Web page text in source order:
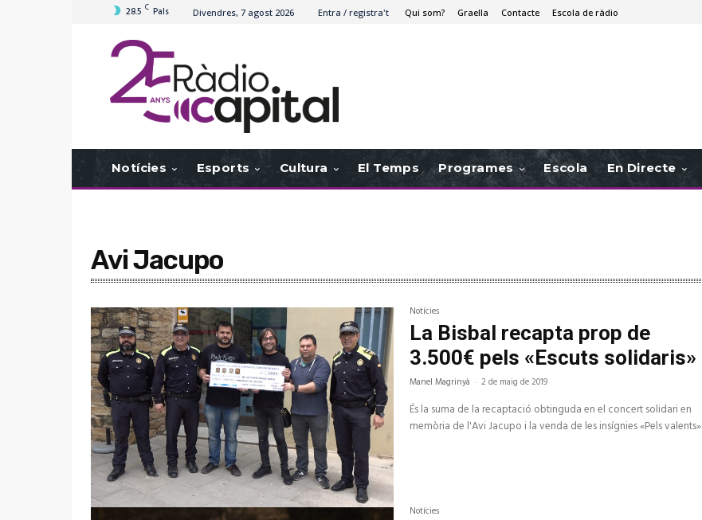
28.5 C Pals Divendres, 7 agost 2026 Entra / registra't Qui som? Graella Contacte Escola de ràdio
Notícies Esports Cultura El Temps Programes Escola En Directe
Avi Jacupo
Notícies
La Bisbal recapta prop de
3.500€ pels «Escuts solidaris»
Manel Magrinyà - 2 de maig de 2019
És la suma de la recaptació obtinguda en el concert solidari en
memòria de l'Avi Jacupo i la venda de les insígnies «Pels valents»
Notícies